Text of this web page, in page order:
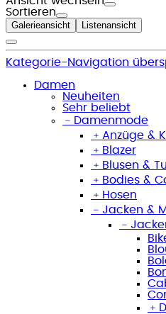
Sortieren
Galerieansicht Listenansicht
Kategorie-Navigation
Damen
Neuheiten
Sehr beliebt
﹣ Damenmode
﹢ Anzüge &
﹢ Blazer
﹢ Blusen &
﹢ Bodies &
﹢ Hosen
﹣ Jacken &
﹣
﹢